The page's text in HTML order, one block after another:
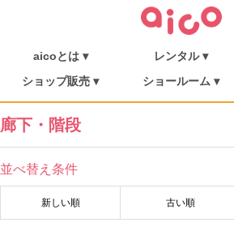
aicoとは ▾
aicoとは
介護保険について
福祉用具を探す
レンタル ▾
ご利用の流れ
介護リフト
消毒・メンテナンス
ショップ販売 ▾
ショップ販売
シューフィッター
ミニむつき庵
ショールーム ▾
朝倉ショールーム
しまんとショールーム
廊下・階段
並べ替え条件
新しい順 古い順